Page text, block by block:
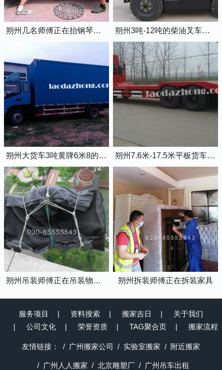
朔州几名师傅正在抬钢琴上楼 朔州3吨-12吨的柴油叉车出租
朔州大货车3吨黄牌6米8的厢式货车 朔州7.6米-17.5米平板货车出租
朔州吊装师傅正在吊装物品上楼 朔州拆装师傅正在拆装家具
服务项目 资料搜索 搬家吉日
关于我们
公司文化
荣誉资质 TAG聚合页 搬家流程
友情链接： 广州搬家公司 实验室搬家 附近搬家
广州人人搬家 北京雕塑厂 广州吊车出租